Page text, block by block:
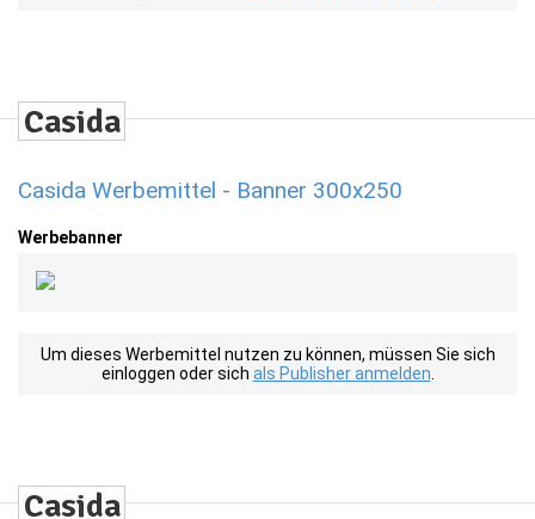
Casida Werbemittel - Banner 300x250
Werbebanner
Um dieses Werbemittel nutzen zu können, müssen Sie sich
einloggen oder sich als Publisher anmelden